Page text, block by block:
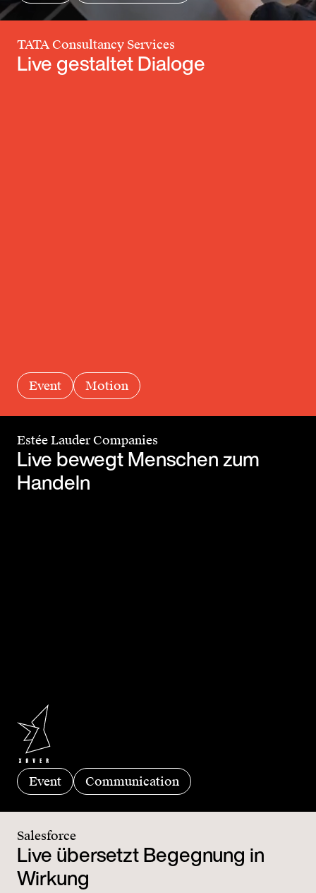
TATA Consultancy Services
Live gestaltet Dialoge
Event Motion
Estée Lauder Companies
Live bewegt Menschen zum
Handeln
Event Communication
Salesforce
Live übersetzt Begegnung in
Wirkung